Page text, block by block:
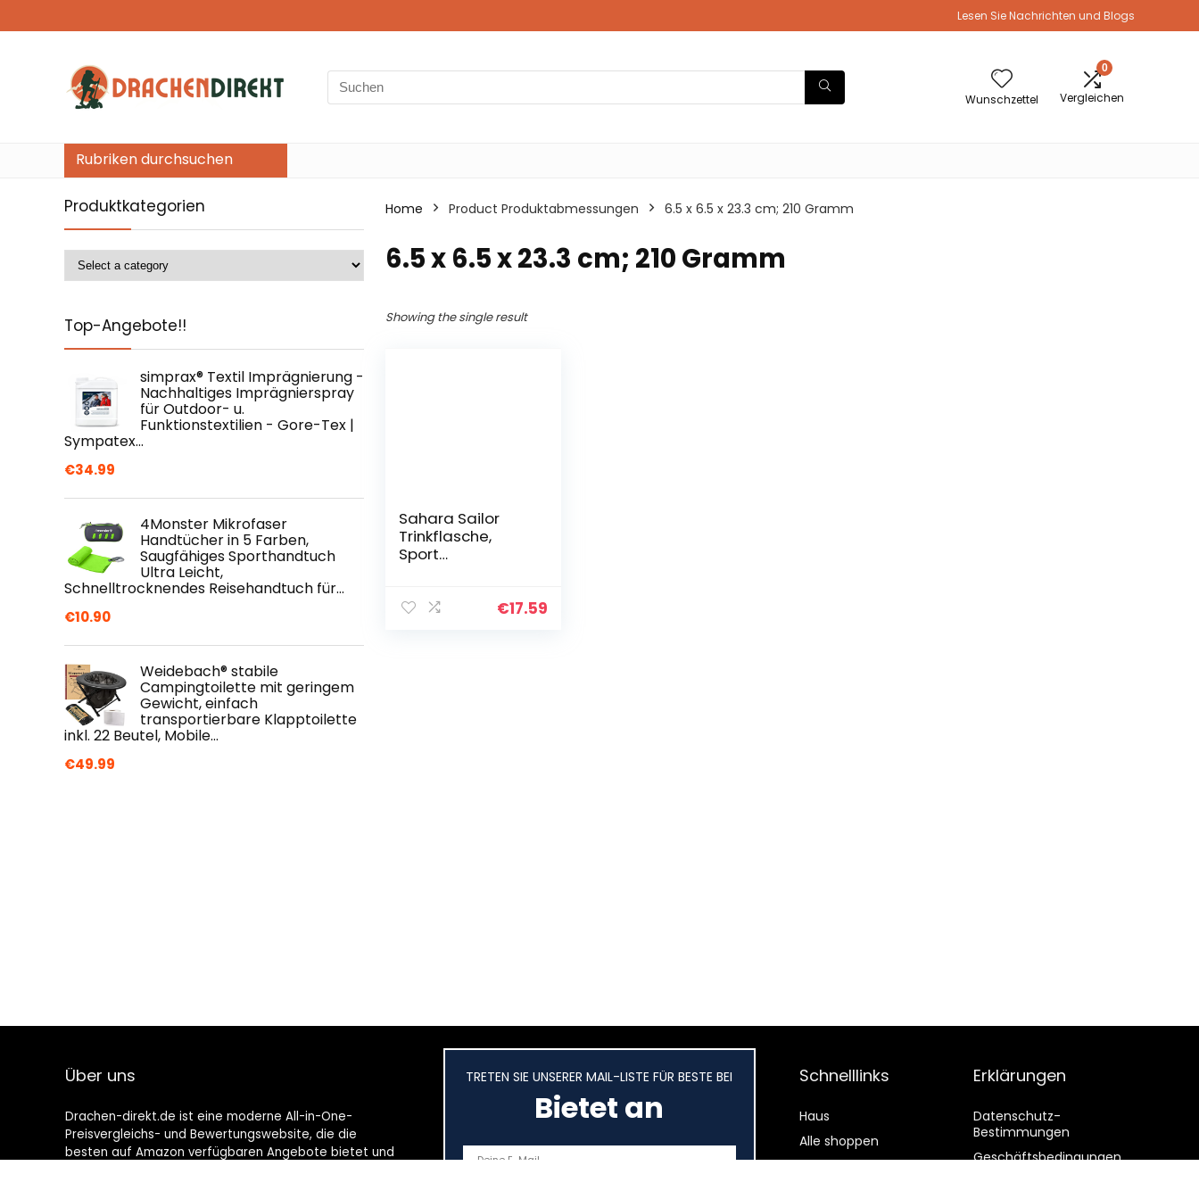
Lesen Sie Nachrichten und Blogs
Search
for:
Wunschzettel
0
Vergleichen
Rubriken durchsuchen
Produktkategorien
Top-Angebote!!
simprax® Textil Imprägnierung -
Nachhaltiges Imprägnierspray
für Outdoor- u.
Funktionstextilien - Gore-Tex |
Sympatex…
€34.99
4Monster Mikrofaser
Handtücher in 5 Farben,
Saugfähiges Sporthandtuch
Ultra Leicht,
Schnelltrocknendes Reisehandtuch für…
€10.90
Weidebach® stabile
Campingtoilette mit geringem
Gewicht, einfach
transportierbare Klapptoilette
inkl. 22 Beutel, Mobile…
€49.99
Home Product Produktabmessungen ‎6.5 x 6.5 x 23.3 cm; 210 Gramm
‎6.5 x 6.5 x 23.3 cm; 210 Gramm
Showing the single result
Sahara Sailor
Trinkflasche,
Sport
1L/500ML/750ML
€17.59
Über uns
Drachen-direkt.de ist eine moderne All-in-One-
Preisvergleichs- und Bewertungswebsite, die die
besten auf Amazon verfügbaren Angebote bietet und
TRETEN SIE UNSERER MAIL-LISTE FÜR BESTE BEI
Bietet an
Schnelllinks
Haus
Alle shoppen
Erklärungen
Datenschutz-
Bestimmungen
Geschäftsbedingungen